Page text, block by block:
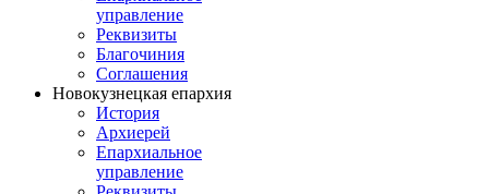
управление
Реквизиты
Благочиния
Соглашения
Новокузнецкая епархия
История
Архиерей
Епархиальное
управление